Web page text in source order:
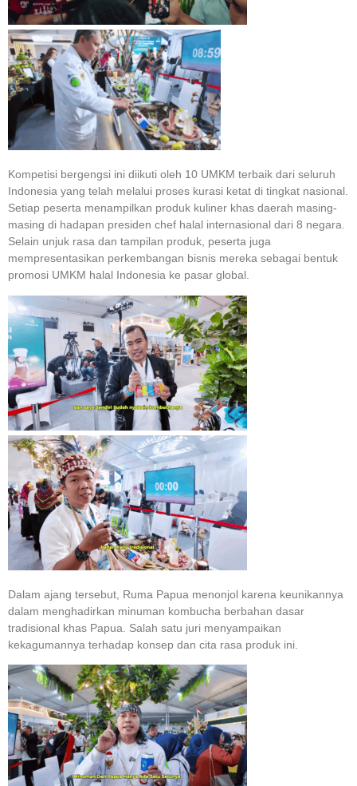
Kompetisi bergengsi ini diikuti oleh 10 UMKM terbaik dari seluruh
Indonesia yang telah melalui proses kurasi ketat di tingkat nasional.
Setiap peserta menampilkan produk kuliner khas daerah masing-
masing di hadapan presiden chef halal internasional dari 8 negara.
Selain unjuk rasa dan tampilan produk, peserta juga
mempresentasikan perkembangan bisnis mereka sebagai bentuk
promosi UMKM halal Indonesia ke pasar global.
Dalam ajang tersebut, Ruma Papua menonjol karena keunikannya
dalam menghadirkan minuman kombucha berbahan dasar
tradisional khas Papua. Salah satu juri menyampaikan
kekagumannya terhadap konsep dan cita rasa produk ini.